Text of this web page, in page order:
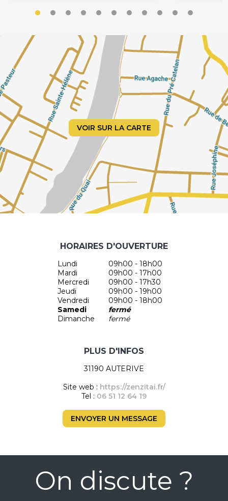
VOIR SUR LA CARTE
HORAIRES D'OUVERTURE
Lundi
09h00 - 18h00
Mardi
09h00 - 17h00
Mercredi
09h00 - 17h30
Jeudi
09h00 - 19h00
Vendredi
09h00 - 18h00
Samedi
fermé
Dimanche
fermé
PLUS D'INFOS
31190 AUTERIVE
Site web : https://zenzitai.fr/
Tel : 06 51 12 64 19
ENVOYER UN MESSAGE
On discute ?